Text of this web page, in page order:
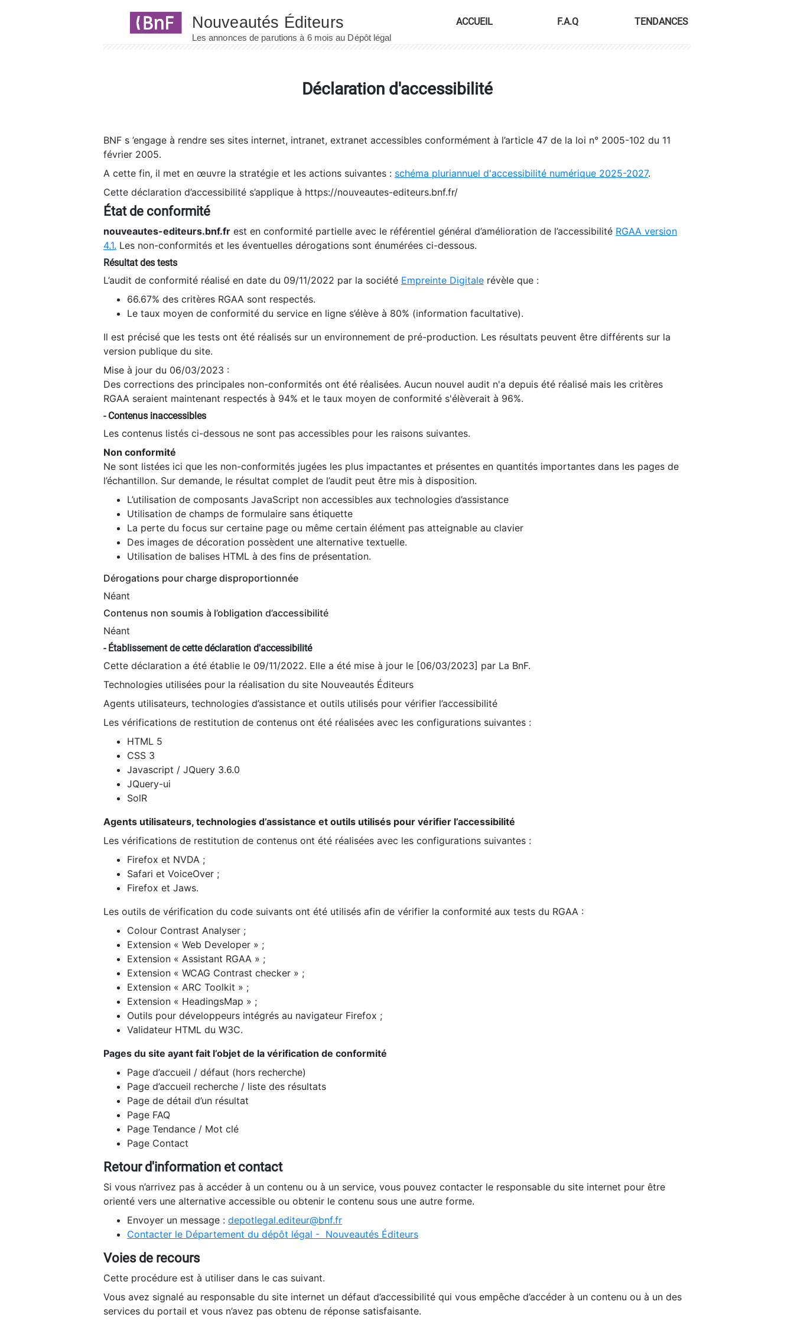
ACCUEIL F.A.Q TENDANCES
Déclaration d'accessibilité
BNF s ’engage à rendre ses sites internet, intranet, extranet accessibles conformément à l’article 47 de la loi n° 2005-102 du 11
février 2005.
A cette fin, il met en œuvre la stratégie et les actions suivantes : schéma pluriannuel d'accessibilité numérique 2025-2027.
Cette déclaration d’accessibilité s’applique à https://nouveautes-editeurs.bnf.fr/
État de conformité
nouveautes-editeurs.bnf.fr est en conformité partielle avec le référentiel général d’amélioration de l’accessibilité RGAA version
4.1. Les non-conformités et les éventuelles dérogations sont énumérées ci-dessous.
Résultat des tests
L’audit de conformité réalisé en date du 09/11/2022 par la société Empreinte Digitale révèle que :
66.67% des critères RGAA sont respectés.
Le taux moyen de conformité du service en ligne s’élève à 80% (information facultative).
Il est précisé que les tests ont été réalisés sur un environnement de pré-production. Les résultats peuvent être différents sur la
version publique du site.
Mise à jour du 06/03/2023 :
Des corrections des principales non-conformités ont été réalisées. Aucun nouvel audit n'a depuis été réalisé mais les critères
RGAA seraient maintenant respectés à 94% et le taux moyen de conformité s'élèverait à 96%.
- Contenus inaccessibles
Les contenus listés ci-dessous ne sont pas accessibles pour les raisons suivantes.
Non conformité
Ne sont listées ici que les non-conformités jugées les plus impactantes et présentes en quantités importantes dans les pages de
l’échantillon. Sur demande, le résultat complet de l’audit peut être mis à disposition.
L’utilisation de composants JavaScript non accessibles aux technologies d’assistance
Utilisation de champs de formulaire sans étiquette
La perte du focus sur certaine page ou même certain élément pas atteignable au clavier
Des images de décoration possèdent une alternative textuelle.
Utilisation de balises HTML à des fins de présentation.
Dérogations pour charge disproportionnée
Néant
Contenus non soumis à l’obligation d’accessibilité
Néant
- Établissement de cette déclaration d'accessibilité
Cette déclaration a été établie le 09/11/2022. Elle a été mise à jour le [06/03/2023] par La BnF.
Technologies utilisées pour la réalisation du site Nouveautés Éditeurs
Agents utilisateurs, technologies d’assistance et outils utilisés pour vérifier l’accessibilité
Les vérifications de restitution de contenus ont été réalisées avec les configurations suivantes :
HTML 5
CSS 3
Javascript / JQuery 3.6.0
JQuery-ui
SolR
Agents utilisateurs, technologies d’assistance et outils utilisés pour vérifier l’accessibilité
Les vérifications de restitution de contenus ont été réalisées avec les configurations suivantes :
Firefox et NVDA ;
Safari et VoiceOver ;
Firefox et Jaws.
Les outils de vérification du code suivants ont été utilisés afin de vérifier la conformité aux tests du RGAA :
Colour Contrast Analyser ;
Extension « Web Developer » ;
Extension « Assistant RGAA » ;
Extension « WCAG Contrast checker » ;
Extension « ARC Toolkit » ;
Extension « HeadingsMap » ;
Outils pour développeurs intégrés au navigateur Firefox ;
Validateur HTML du W3C.
Pages du site ayant fait l’objet de la vérification de conformité
Page d’accueil / défaut (hors recherche)
Page d’accueil recherche / liste des résultats
Page de détail d’un résultat
Page FAQ
Page Tendance / Mot clé
Page Contact
Retour d'information et contact
Si vous n’arrivez pas à accéder à un contenu ou à un service, vous pouvez contacter le responsable du site internet pour être
orienté vers une alternative accessible ou obtenir le contenu sous une autre forme.
Envoyer un message : depotlegal.editeur@bnf.fr
Contacter le Département du dépôt légal - Nouveautés Éditeurs
Voies de recours
Cette procédure est à utiliser dans le cas suivant.
Vous avez signalé au responsable du site internet un défaut d’accessibilité qui vous empêche d’accéder à un contenu ou à un des
services du portail et vous n’avez pas obtenu de réponse satisfaisante.